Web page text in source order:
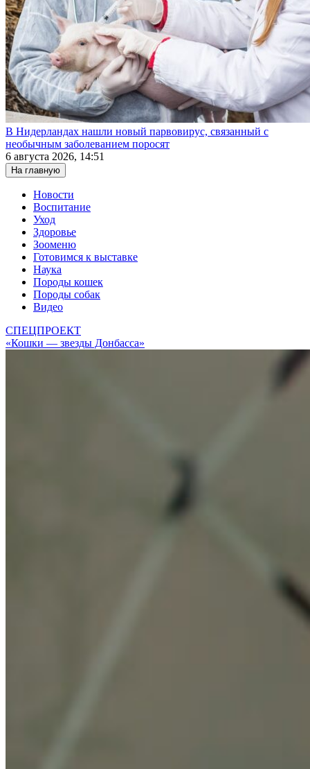
В Нидерландах нашли новый парвовирус, связанный с
необычным заболеванием поросят
6 августа 2026, 14:51
На главную
Новости
Воспитание
Уход
Здоровье
Зооменю
Готовимся к выставке
Наука
Породы кошек
Породы собак
Видео
СПЕЦПРОЕКТ
«Кошки — звезды Донбасса»